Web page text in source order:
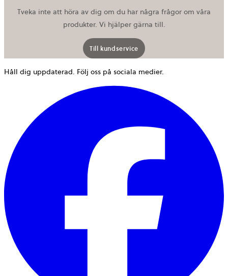
Tveka inte att höra av dig om du har några frågor om våra
produkter. Vi hjälper gärna till.
Till kundservice
Håll dig uppdaterad. Följ oss på sociala medier.